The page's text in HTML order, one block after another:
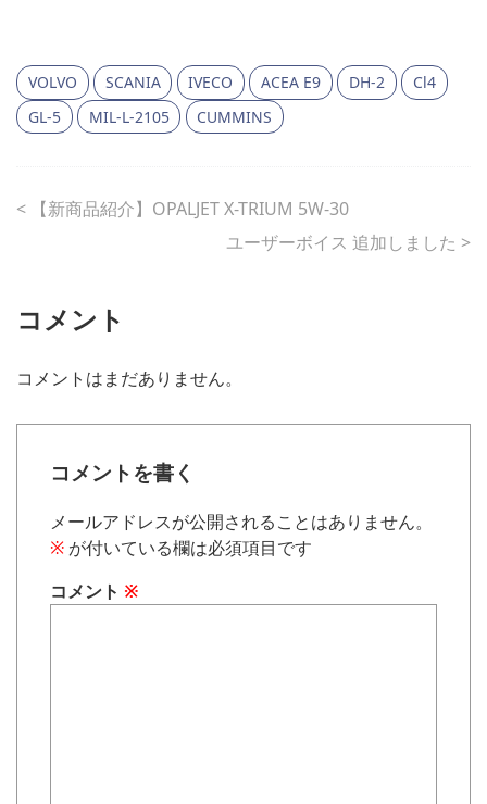
VOLVO SCANIA IVECO ACEA E9 DH-2
Cl4
GL-5
MIL-L-2105 CUMMINS
<
【新商品紹介】OPALJET X-TRIUM 5W-30
ユーザーボイス 追加しました >
コメント
コメントはまだありません。
コメントを書く
メールアドレスが公開されることはありません。
※ が付いている欄は必須項目です
コメント ※